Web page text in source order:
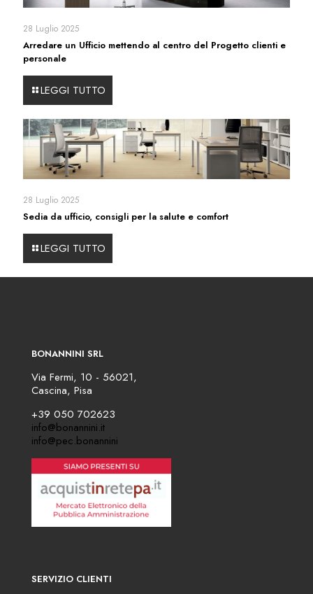
28 Luglio 2025
Arredare un Ufficio mettendo al centro del Progetto clienti e
personale
LEGGI TUTTO
28 Luglio 2025
Sedia da ufficio, consigli per la salute e comfort
LEGGI TUTTO
BONANNINI SRL
Via Fermi, 10 - 56021,
Cascina, Pisa
+39 050 702623
info@bonannini.it
info@pec.bonannini
SERVIZIO CLIENTI